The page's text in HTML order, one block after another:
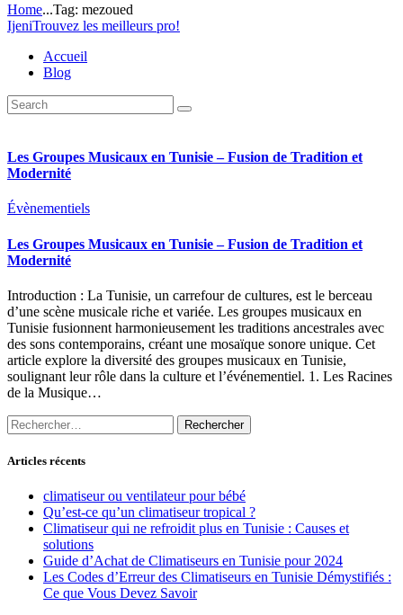
Home...Tag: mezoued
IjeniTrouvez les meilleurs pro!
Accueil
Blog
Les Groupes Musicaux en Tunisie – Fusion de Tradition et
Modernité
Évènementiels
Les Groupes Musicaux en Tunisie – Fusion de Tradition et
Modernité
Introduction : La Tunisie, un carrefour de cultures, est le berceau
d’une scène musicale riche et variée. Les groupes musicaux en
Tunisie fusionnent harmonieusement les traditions ancestrales avec
des sons contemporains, créant une mosaïque sonore unique. Cet
article explore la diversité des groupes musicaux en Tunisie,
soulignant leur rôle dans la culture et l’événementiel. 1. Les Racines
de la Musique…
Rechercher :
Articles récents
climatiseur ou ventilateur pour bébé
Qu’est-ce qu’un climatiseur tropical ?
Climatiseur qui ne refroidit plus en Tunisie : Causes et
solutions
Guide d’Achat de Climatiseurs en Tunisie pour 2024
Les Codes d’Erreur des Climatiseurs en Tunisie Démystifiés :
Ce que Vous Devez Savoir